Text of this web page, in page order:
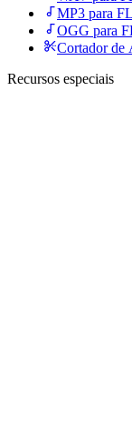
MP3 para
OGG para
Cortador de
Recursos especiais